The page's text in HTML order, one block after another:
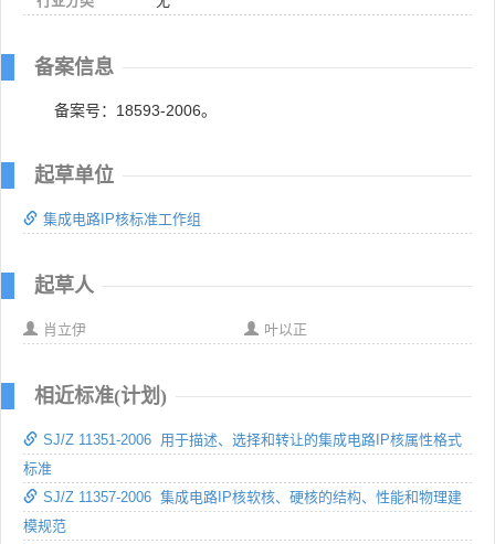
备案信息
备案号：18593-2006。
起草单位
集成电路IP核标准工作组
起草人
肖立伊 叶以正
相近标准(计划)
SJ/Z 11351-2006 用于描述、选择和转让的集成电路IP核属性格式
标准
SJ/Z 11357-2006 集成电路IP核软核、硬核的结构、性能和物理建
模规范